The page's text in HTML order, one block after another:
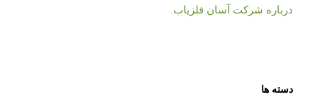
درباره شرکت آسان فلزیاب
دسته ها